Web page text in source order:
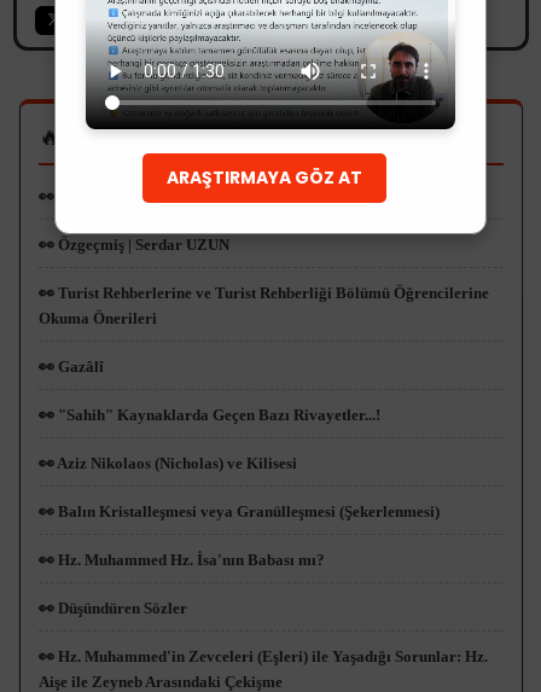
🔥 En Çok Okunanlar
👀 İslam İkonografisinde Hz. Muhammed
👀 Özgeçmiş | Serdar UZUN
👀 Turist Rehberlerine ve Turist Rehberliği Bölümü Öğrencilerine
Okuma Önerileri
👀 Gazâlî
👀 "Sahih" Kaynaklarda Geçen Bazı Rivayetler...!
👀 Aziz Nikolaos (Nicholas) ve Kilisesi
👀 Balın Kristalleşmesi veya Granülleşmesi (Şekerlenmesi)
👀 Hz. Muhammed Hz. İsa'nın Babası mı?
👀 Düşündüren Sözler
👀 Hz. Muhammed'in Zevceleri (Eşleri) ile Yaşadığı Sorunlar: Hz.
Aişe ile Zeyneb Arasındaki Çekişme
ARAŞTIRMAYA GÖZ AT